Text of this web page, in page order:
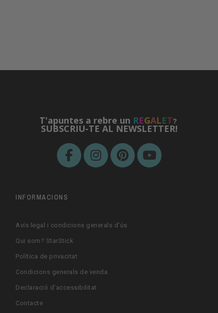
T'apuntes a rebre un REGALET?
SUBSCRIU-TE AL NEWSLETTER!
INFORMACIONS
Avís legal i condicions generals d'ús
Qui som? StarStick
Política de privacitat
Condicions generals de venda
Declaració d'accessibilitat
Contacte